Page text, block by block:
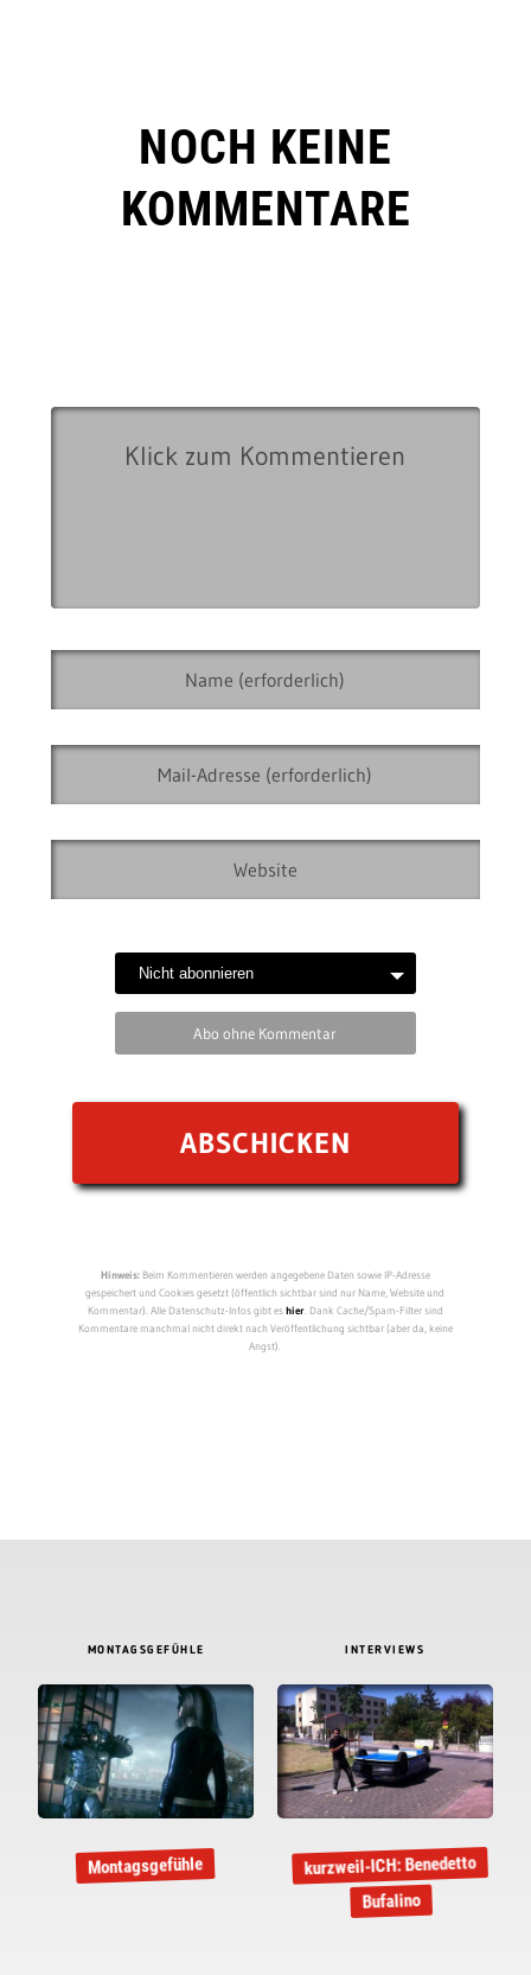
NOCH KEINE
KOMMENTARE
Abo ohne Kommentar
Hinweis:Beim Kommentieren werden angegebene Daten sowie IP-Adresse
gespeichert und Cookies gesetzt (öffentlich sichtbar sind nur Name, Website und
Kommentar). Alle Datenschutz-Infos gibt eshier. Dank Cache/Spam-Filter sind
Kommentare manchmal nicht direkt nach Veröffentlichung sichtbar (aber da, keine
Angst).
MONTAGSGEFÜHLE
Montagsgefühle
INTERVIEWS
kurzweil-ICH: Benedetto
Bufalino